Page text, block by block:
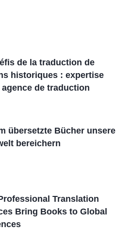
de la traduction de
historiques : expertise
de traduction
übersetzte Bücher unsere
bereichern
Translation
Bring Books to Global